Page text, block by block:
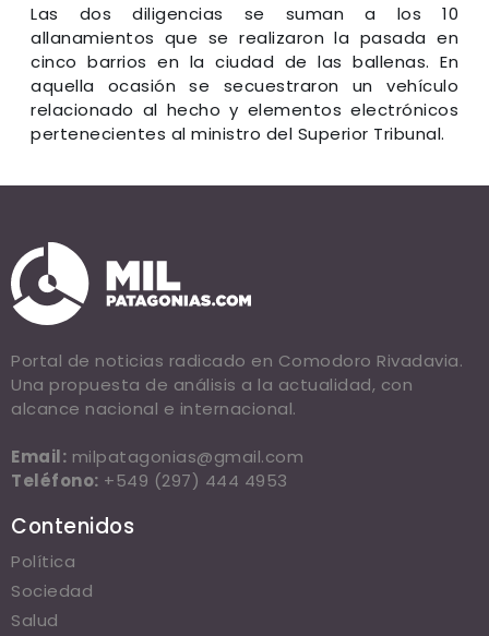
Las dos diligencias se suman a los 10
allanamientos que se realizaron la pasada en
cinco barrios en la ciudad de las ballenas. En
aquella ocasión se secuestraron un vehículo
relacionado al hecho y elementos electrónicos
pertenecientes al ministro del Superior Tribunal.
Portal de noticias radicado en Comodoro Rivadavia.
Una propuesta de análisis a la actualidad, con
alcance nacional e internacional.
Email: milpatagonias@gmail.com
Teléfono: +549 (297) 444 4953
Contenidos
Política
Sociedad
Salud